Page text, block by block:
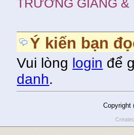
TRƯỜNG GIANG &
Ý kiến bạn
Vui lòng login để
danh.
Copyright